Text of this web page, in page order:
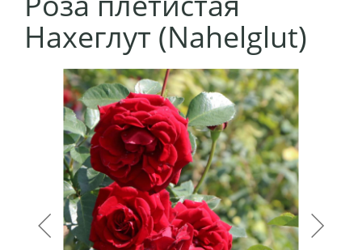
Нахеглут (Nahelglut)